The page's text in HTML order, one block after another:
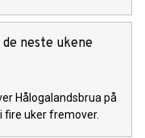
neste ukene
Hålogalandsbrua på
fire uker fremover.